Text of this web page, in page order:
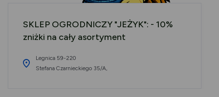
SKLEP OGRODNICZY "JEŻYK": - 10%
zniżki na cały asortyment
Legnica 59-220
Stefana Czarnieckiego 35/A,